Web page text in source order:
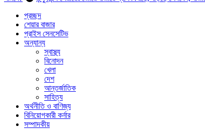
প্রচ্ছদ
শেয়ার বাজার
প্রাইস সেনসেটিভ
অন্যান্য
স্বাস্থ্য
বিনোদন
খেলা
দেশ
আন্তর্জাতিক
সাহিত্য
অর্থনীতি ও বাণিজ্য
বিনিয়োগকারী কর্নার
সম্পাদকীয়